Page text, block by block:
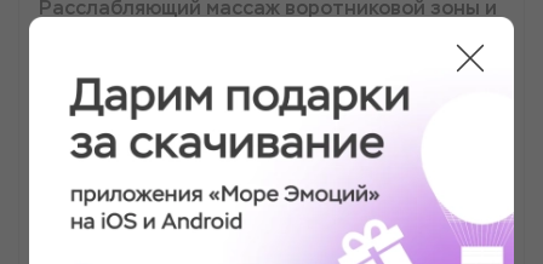
Расслабляющий массаж воротниковой зоны и
Спокойная атмосфера и успокаивающая музыка
добавили общего расслабления. Это было
похоже на мини-отпуск для моего разума и
тела. Я не могу дождаться, чтобы вернуться!
Это было похоже на маленький кусочек рая.